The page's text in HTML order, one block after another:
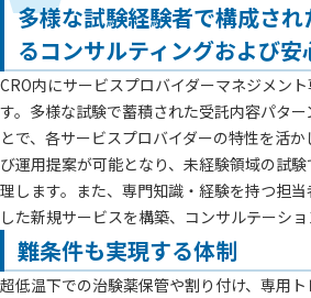
多様な試験経験者で構成され
るコンサルティングおよび安
CRO内にサービスプロバイダーマネジメン
す。多様な試験で蓄積された受託内容パタ
とで、各サービスプロバイダーの特性を活
び運用提案が可能となり、未経験領域の試
理します。また、専門知識・経験を持つ担
した新規サービスを構築、コンサルテーショ
難条件も実現する体制
超低温下での治験薬保管や割り付け、専用